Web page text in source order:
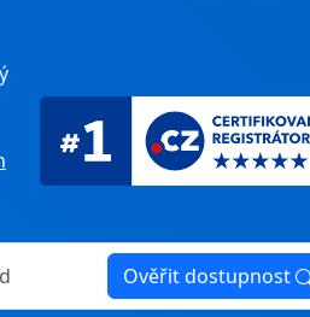
Ověřit dostupnost